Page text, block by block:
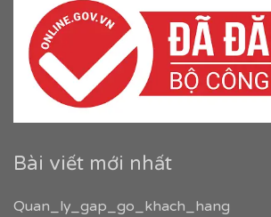
Bài viết mới nhất
Quan_ly_gap_go_khach_hang